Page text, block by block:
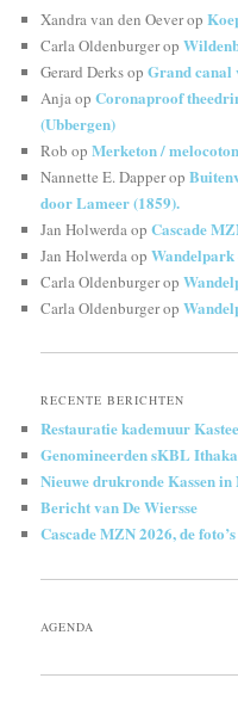
Xandra van den Oeverop
Carla Oldenburgerop
Gerard DerksopGrand canal
Anja opCoronaproof
(Ubbergen)
Rob opMerketon / melocoton
Nannette E. Dapperop
door Lameer (1859).
Jan Holwerda opCascade
Jan Holwerda opWandelpark
Carla Oldenburgerop
Carla Oldenburgerop
RECENTE BERICHTEN
Restauratie kademuur
Genomineerden sKBL
Nieuwe drukronde Kassen in
Bericht van De Wiersse
Cascade MZN 2026, de foto’s
AGENDA